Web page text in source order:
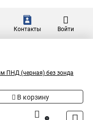
Контакты Войти
ПНД (черная) без зонда
В корзину
1